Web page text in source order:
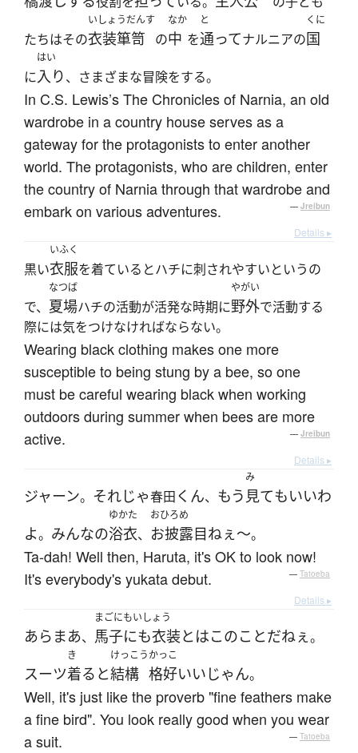
たちはその
いしょうだんす
衣装箪笥 の
なか
中 を
と
通ってナルニアの
くに
国
に
はい
入り、さまざまな冒険をする。
In C.S. Lewis’s The Chronicles of Narnia, an old
wardrobe in a country house serves as a
gateway for the protagonists to enter another
world. The protagonists, who are children, enter
the country of Narnia through that wardrobe and
embark on various adventures.
— Jreibun
Details ▸
黒い
いふく
衣服を着ているとハチに刺されやすいというの
で、
なつば
夏場ハチの活動が活発な時期に
やがい
野外で活動する
際には気をつけなければならない。
Wearing black clothing makes one more
susceptible to being stung by a bee, so one
must be careful wearing black when working
outdoors during summer when bees are more
active.
— Jreibun
Details ▸
ジャーン。 それじゃ春田くん、 もう
み
見てもいいわ
よ。 みんなの
ゆかた
浴衣、
おひろめ
お披露目ねぇ～。
Ta-dah! Well then, Haruta, it's OK to look now!
It's everybody's yukata debut.
— Tatoeba
Details ▸
あらまあ、
まごにもいしょう
馬子にも衣装とはこのことだねぇ。
スーツ
き
着る と
けっこう
結構
かっこ
格好いい じゃん。
Well, it's just like the proverb "fine feathers make
a fine bird". You look really good when you wear
a suit.
— Tatoeba